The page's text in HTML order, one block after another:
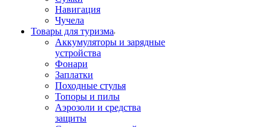
Навигация
Чучела
Товары для туризма
Аккумуляторы и зарядные
устройства
Фонари
Заплатки
Походные стулья
Топоры и пилы
Аэрозоли и средства
защиты